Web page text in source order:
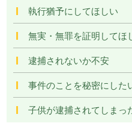
執行猶予にしてほしい
無実・無罪を証明してほ
逮捕されないか不安
事件のことを秘密にした
子供が逮捕されてしまっ